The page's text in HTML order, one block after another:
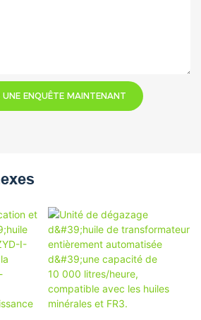
UNE ENQUÊTE MAINTENANT